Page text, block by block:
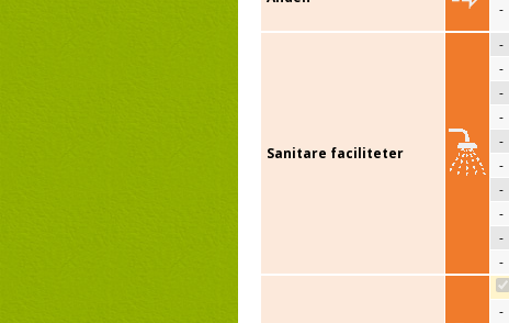
-
Sanitare faciliteter
-
-
-
-
-
-
-
-
-
-
-